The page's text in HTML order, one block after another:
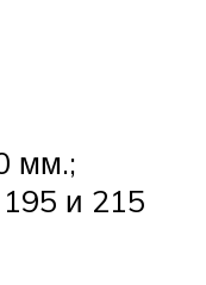
мм.;
и 215